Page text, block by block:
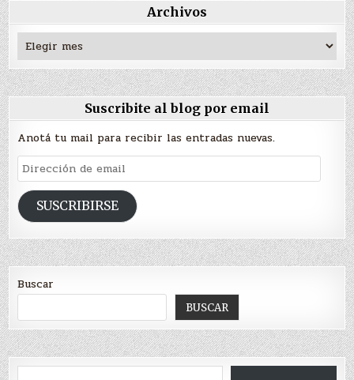
Archivos
Archivos
Suscribite al blog por email
Anotá tu mail para recibir las entradas nuevas.
Dirección
de
emailSUSCRIBIRSE
Buscar
BUSCAR
Escribí tu correo electrónico…